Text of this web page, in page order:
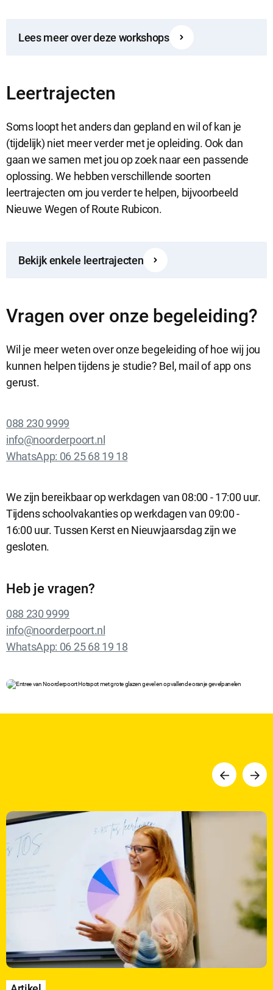
Lees meer over deze workshops
Leertrajecten
Soms loopt het anders dan gepland en wil of kan je
(tijdelijk) niet meer verder met je opleiding. Ook dan
gaan we samen met jou op zoek naar een passende
oplossing. We hebben verschillende soorten
leertrajecten om jou verder te helpen, bijvoorbeeld
Nieuwe Wegen of Route Rubicon.
Bekijk enkele leertrajecten
Vragen over onze begeleiding?
Wil je meer weten over onze begeleiding of hoe wij jou
kunnen helpen tijdens je studie? Bel, mail of app ons
gerust.
088 230 9999
info@noorderpoort.nl
WhatsApp: 06 25 68 19 18
We zijn bereikbaar op werkdagen van 08:00 - 17:00 uur.
Tijdens schoolvakanties op werkdagen van 09:00 -
16:00 uur. Tussen Kerst en Nieuwjaarsdag zijn we
gesloten.
Heb je vragen?
088 230 9999
info@noorderpoort.nl
WhatsApp: 06 25 68 19 18
Vorige